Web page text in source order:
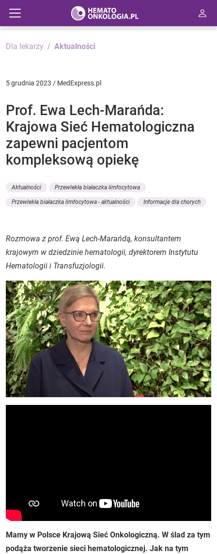
Dla lekarzy Aktualności
5 grudnia 2023 / MedExpress.pl
Prof. Ewa Lech-Marańda:
Krajowa Sieć Hematologiczna
zapewni pacjentom
kompleksową opiekę
Aktualności Przewlekła białaczka limfocytowa
Przewlekła białaczka limfocytowa - aktualności Informacje dla chorych
Rozmowa z prof. Ewą Lech-Marańdą, konsultantem
krajowym w dziedzinie hematologii, dyrektorem Instytutu
Hematologii i Transfuzjologii.
Mamy w Polsce Krajową Sieć Onkologiczną. W ślad za tym
podąża tworzenie sieci hematologicznej. Jak na tym